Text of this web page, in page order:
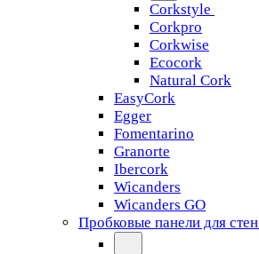
Corkstyle
Corkpro
Corkwise
Ecocork
Natural Cork
EasyCork
Egger
Fomentarino
Granorte
Ibercork
Wicanders
Wicanders GO
Пробковые панели для стен